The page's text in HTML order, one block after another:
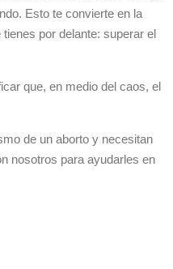
Esto te convierte en la
por delante: superar el
que, en medio del caos, el
de un aborto y necesitan
nosotros para ayudarles en